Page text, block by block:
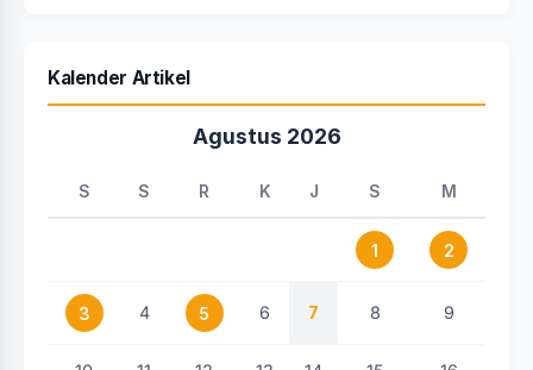
Kalender Artikel
Agustus 2026
S S R K J S M
1 2
3 4 5 6 7 8 9